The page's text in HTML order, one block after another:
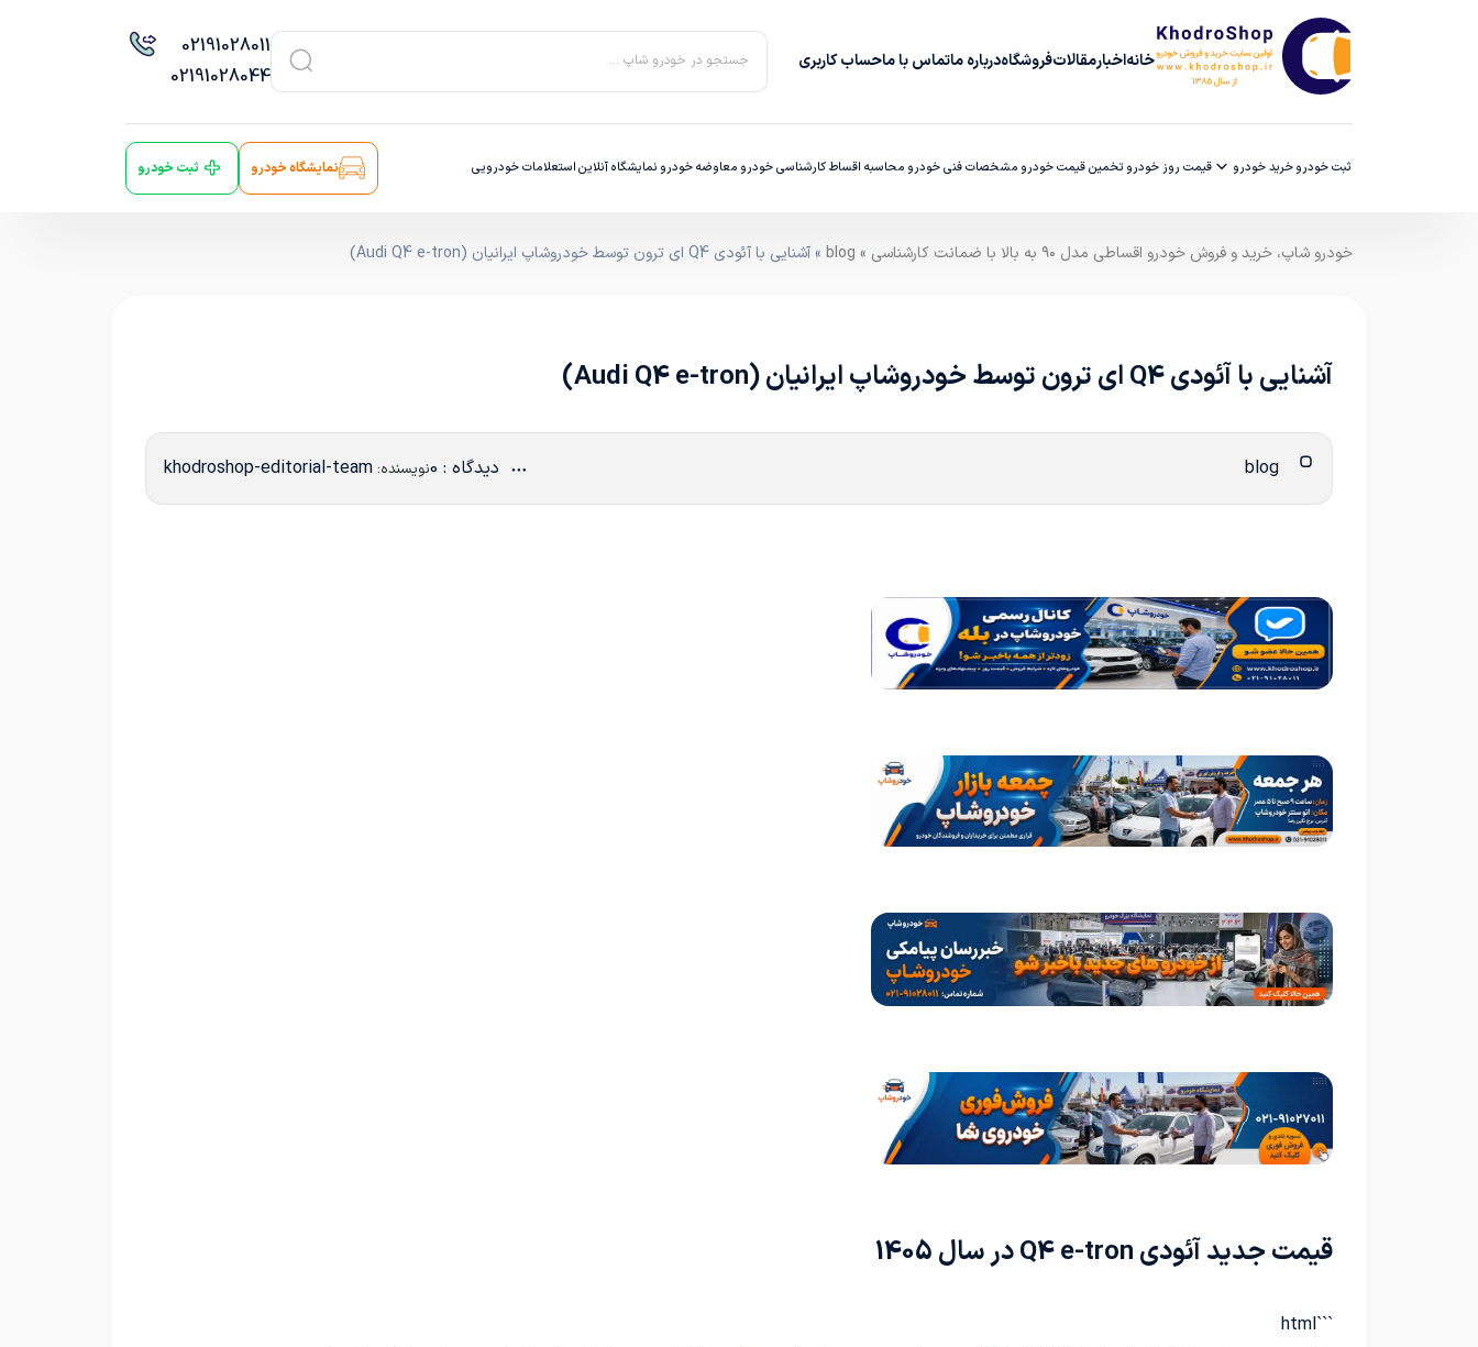
خانهاخبارمقالاتفروشگاهدرباره‌ ماتماس با ماحساب کاربری جستجو در خودرو شاپ ...
02191028011
02191028044
ثبت خودروخرید خودرو قیمت روز خودرو تخمین قیمت خودرو مشخصات فنی خودرو محاسبه اقساطکارشناسی خودرو معاوضه خودرو نمایشگاه آنلایناستعلامات خودرویی نمایشگاه خودرو ثبت خودرو
خودرو شاپ، خرید و فروش خودرو اقساطی مدل ۹۰ به بالا با ضمانت کارشناسی »
blog » آشنایی با آئودی Q4 ای ترون توسط خودروشاپ ایرانیان (Audi Q4 e-tron)
آشنایی با آئودی Q4 ای ترون توسط خودروشاپ ایرانیان (Audi Q4 e-tron)
دیدگاه : 0 نویسنده: khodroshop-editorial-team
قیمت جدید آئودی Q4 e-tron در سال 1405
```html